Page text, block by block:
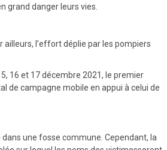
grand danger leurs vies.
l’effort déplie par les pompiers
16 et 17 décembre 2021, le premier
de campagne mobile en appui à celui de
une fosse commune. Cependant, la